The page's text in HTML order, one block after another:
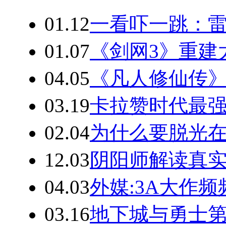
01.12一看吓一跳：
01.07 《剑网3》重
04.05 《凡人修仙传
03.19卡拉赞时代最
02.04为什么要脱光
12.03阴阳师解读真
04.03外媒:3A大作频
03.16地下城与勇士